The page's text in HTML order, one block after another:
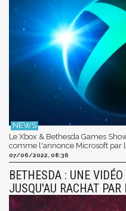
Le Xbox & Bethesda Games
comme l'annonce Microsoft par
07/06/2022, 08:36
BETHESDA : UNE
JUSQU'AU RACHAT